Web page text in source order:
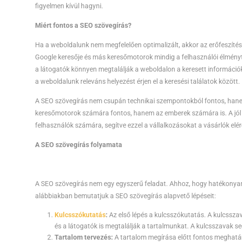
figyelmen kívül hagyni.
Miért fontos a SEO szövegírás?
Ha a weboldalunk nem megfelelően optimalizált, akkor az
Google keresője és más keresőmotorok mindig a felhasználói
a látogatók könnyen megtalálják a weboldalon a keresett
a weboldalunk releváns helyezést érjen el a keresési találatok között.
A SEO szövegírás nem csupán technikai szempontokból fontos,
keresőmotorok számára fontos, hanem az emberek számára is. A
felhasználók számára, segítve ezzel a vállalkozásokat a vásárlók
A SEO szövegírás folyamata
A SEO szövegírás nem egy egyszerű feladat. Ahhoz, hogy
alábbiakban bemutatjuk a SEO szövegírás alapvető lépéseit:
Kulcsszókutatás: Az első lépés a kulcsszókutatás. A
és a látogatók is megtalálják a tartalmunkat. A kulcsszavak
Tartalom tervezés: A tartalom megírása előtt fontos